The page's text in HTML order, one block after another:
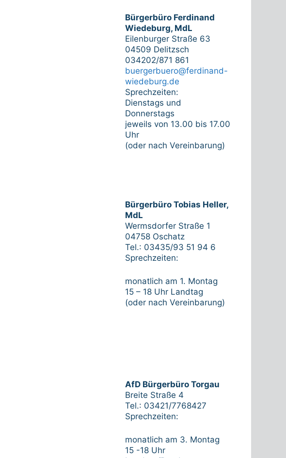
Bürgerbüro Ferdinand
Wiedeburg, MdL
Eilenburger Straße 63
04509 Delitzsch
034202/871 861
buergerbuero@ferdinand-
wiedeburg.de
Sprechzeiten:
Dienstags und
Donnerstags
jeweils von 13.00 bis 17.00
Uhr
(oder nach Vereinbarung)
Bürgerbüro Tobias Heller,
MdL
Wermsdorfer Straße 1
04758 Oschatz
Tel.: 03435/93 51 94 6
Sprechzeiten:
monatlich am 1. Montag
15 – 18 Uhr Landtag
(oder nach Vereinbarung)
AfD Bürgerbüro Torgau
Breite Straße 4
Tel.: 03421/7768427
Sprechzeiten:
monatlich am 3. Montag
15 -18 Uhr